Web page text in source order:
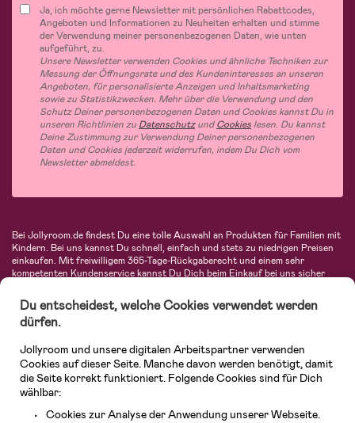
Ja, ich möchte gerne Newsletter mit persönlichen Rabattcodes,
Angeboten und Informationen zu Neuheiten erhalten und stimme
der Verwendung meiner personenbezogenen Daten, wie unten
aufgeführt, zu.
Unsere Newsletter verwenden Cookies und ähnliche Techniken zur
Messung der Öffnungsrate und des Kundeninteresses an unseren
Angeboten, für personalisierte Anzeigen und Inhaltsmarketing
sowie zu Statistikzwecken. Mehr über die Verwendung und den
Schutz Deiner personenbezogenen Daten und Cookies kannst Du in
unseren Richtlinien zu DatenschutzundCookies lesen. Du kannst
Deine Zustimmung zur Verwendung Deiner personenbezogenen
Daten und Cookies jederzeit widerrufen, indem Du Dich vom
Newsletter abmeldest.
Bei Jollyroom.de findest Du eine tolle Auswahl an Produkten für Familien mit
Kindern. Bei uns kannst Du schnell, einfach und stets zu niedrigen Preisen
einkaufen. Mit freiwilligem 365-Tage-Rückgaberecht und einem sehr
kompetenten Kundenservice kannst Du Dich beim Einkauf bei uns sicher
Autositze, Kinder- und Babymode, Produkte für Mütter und eine Menge
fantastischer Einrichtungsgegenstände, Spielsachen, Babyprodukte und
vieles mehr. Wir haben Produkte von bekannten Herstellern wie Britax, Maxi-
Avent, Jack Wolfskin, Cybex, LEGO und vielen mehr. Schau Dich um in
unserer vielfältigen Online-Boutique für Kinder & Babys. Willkommen!
Du entscheidest, welche Cookies verwendet werden
dürfen.
Jollyroom und unsere digitalen Arbeitspartner verwenden
Cookies auf dieser Seite. Manche davon werden benötigt, damit
die Seite korrekt funktioniert. Folgende Cookies sind für Dich
wählbar:
Cookies zur Analyse der Anwendung unserer Webseite.